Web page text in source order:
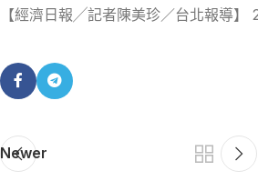
【經濟日報╱記者陳美珍／台北報導】
Newer